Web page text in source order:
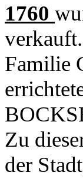
1760
verkauft.
Familie
Zu
der